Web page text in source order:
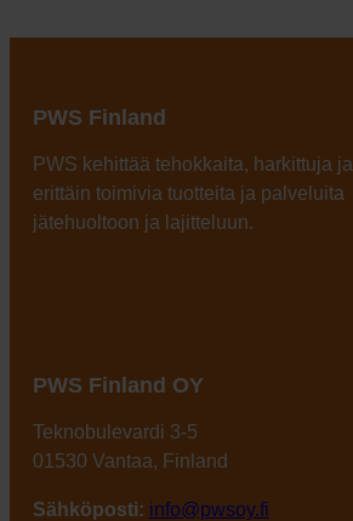
PWS Finland
PWS kehittää tehokkaita, harkittuja ja
erittäin toimivia tuotteita ja palveluita
jätehuoltoon ja lajitteluun.
PWS Finland OY
Teknobulevardi 3-5
01530 Vantaa, Finland
Sähköposti: info@pwsoy.fi